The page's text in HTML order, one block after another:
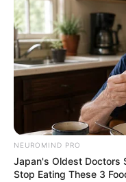
NEUROMIND PRO
Japan's Oldest Doctors
Stop Eating These 3